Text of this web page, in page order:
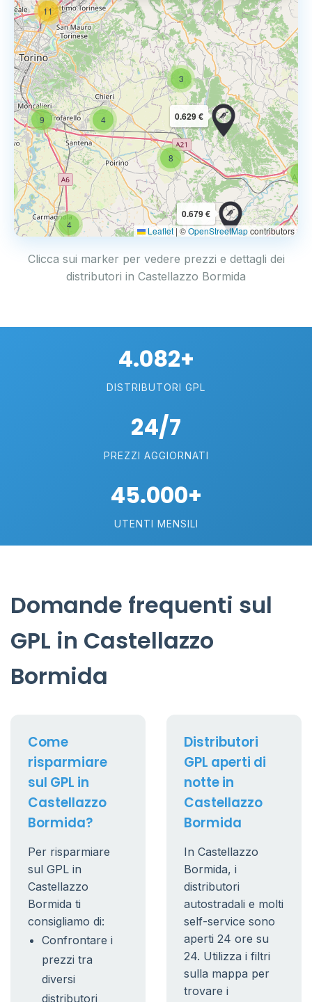
9
4
11
4
3
8
0.679 €
0.629 €
Leaflet | ©OpenStreetMapcontributors
Clicca sui marker per vedere prezzi e dettagli dei
distributori in Castellazzo Bormida
4.082+
DISTRIBUTORI GPL
24/7
PREZZI AGGIORNATI
45.000+
UTENTI MENSILI
Domande frequenti sul
GPL in Castellazzo
Bormida
Come
risparmiare
sul GPL in
Castellazzo
Bormida?
Per risparmiare
sul GPL in
Castellazzo
Bormida ti
consigliamo di:
Confrontare i
prezzi tra
diversi
distributori
Distributori
GPL aperti di
notte in
Castellazzo
Bormida
In Castellazzo
Bormida, i
distributori
autostradali e molti
self-service sono
aperti 24 ore su
24. Utilizza i filtri
sulla mappa per
trovare i